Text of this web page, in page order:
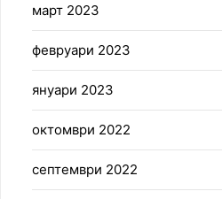
март 2023
февруари 2023
януари 2023
октомври 2022
септември 2022